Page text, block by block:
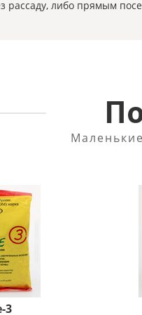
рассаду, либо прямым
3